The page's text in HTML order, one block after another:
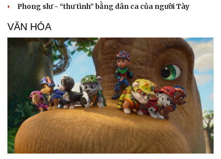
Sân khấu - Điện ảnh
Văn học
Âm nhạc
Di sản
Giải trí
Nghệ sĩ
Thời trang
Sao Việt
Phong slư - “thư tình” bằng dân ca của người Tày
VĂN HÓA